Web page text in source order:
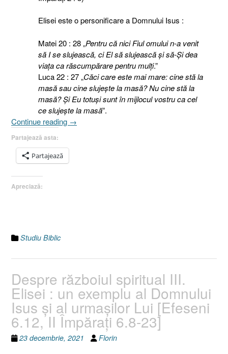
Elisei este o personificare a Domnului Isus :
Matei 20 : 28 „Pentru că nici Fiul omului n-a venit
să I se slujească, ci El să slujească şi să-Şi dea
viaţa ca răscumpărare pentru mulţi.”
Luca 22 : 27 „Căci care este mai mare: cine stă la
masă sau cine slujeşte la masă? Nu cine stă la
masă? Şi Eu totuşi sunt în mijlocul vostru ca cel
ce slujeşte la masă”.
Continue reading „Despre
Slujitorul
→
Partajează asta:
Partajează
Apreciază:
Studiu Biblic
Despre războiul spiritual III.
Elisei : un exemplu al Domnului
Isus şi al urmaşilor Lui [Efeseni
6.12, II Împăraţi 6.8-23]
23 decembrie, 2021 Florin